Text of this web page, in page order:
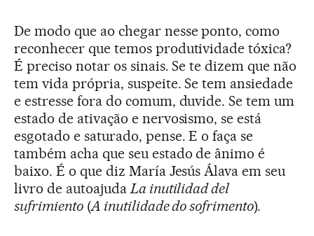
De modo que ao chegar nesse ponto, como
reconhecer que temos produtividade tóxica?
É preciso notar os sinais. Se te dizem que não
tem vida própria, suspeite. Se tem ansiedade
e estresse fora do comum, duvide. Se tem um
estado de ativação e nervosismo, se está
esgotado e saturado, pense. E o faça se
também acha que seu estado de ânimo é
baixo. É o que diz María Jesús Álava em seu
livro de autoajuda La inutilidad del
sufrimiento(A inutilidade do sofrimento).